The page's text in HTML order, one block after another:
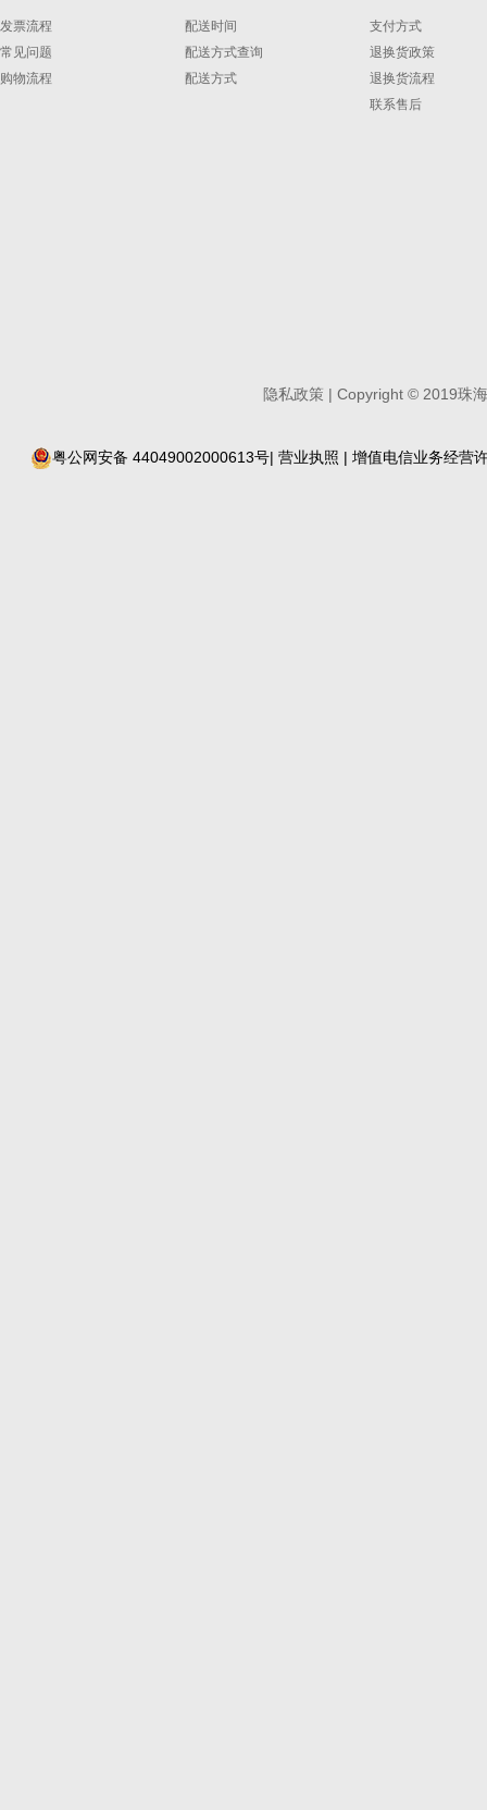
发票流程
常见问题
购物流程
配送时间
配送方式查询
配送方式
支付方式
退换货政策
退换货流程
联系售后
隐私政策 | Copyright ©2019珠海
粤公网安备 44049002000613号| 营业执照 | 增值电信业务经营